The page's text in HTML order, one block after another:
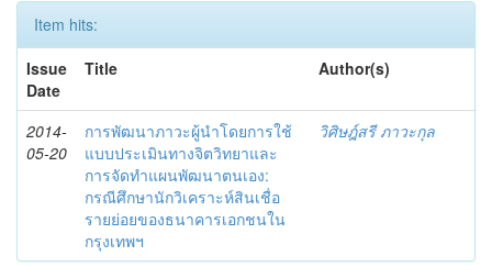
Item hits:
Issue
Date
Title Author(s)
2014-
05-20
การพัฒนาภาวะผู้นำโดยการใช้
แบบประเมินทางจิตวิทยาและ
การจัดทำแผนพัฒนาตนเอง:
กรณีศึกษานักวิเคราะห์สินเชื่อ
รายย่อยของธนาคารเอกชนใน
กรุงเทพฯ
วิศิษฎ์สรี ภาวะกุล